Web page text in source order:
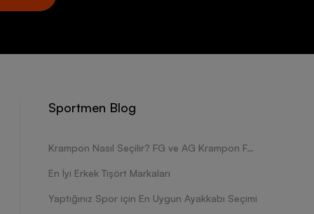
Sportmen Blog
Krampon Nasıl Seçilir? FG ve AG Krampon Farkları Nelerdir?
En İyi Erkek Tişört Markaları
Yaptığınız Spor için En Uygun Ayakkabı Seçimi